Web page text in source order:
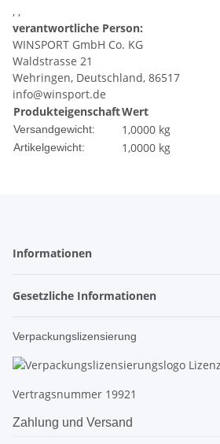
, ,
verantwortliche Person:
WINSPORT GmbH Co. KG
Waldstrasse 21
Wehringen, Deutschland, 86517
info@winsport.de
ProdukteigenschaftWert
Versandgewicht: 1,0000 kg
Artikelgewicht: 1,0000 kg
Informationen
Gesetzliche Informationen
Verpackungslizensierung
Vertragsnummer 19921
Zahlung und Versand